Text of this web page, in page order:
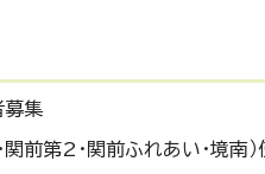
募集
関前第2・関前ふれあい・境南